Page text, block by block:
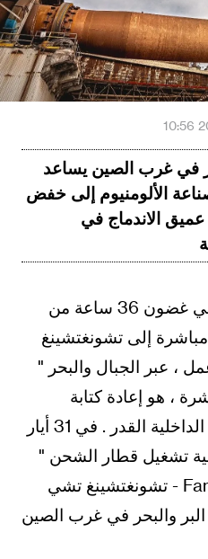
في غرب الصين يساعد
الألومنيوم إلى خفض
عميق الاندماج في
753.3 طن من الألومينا في غضون 36 ساعة من
إلى تشونغتشينغ
، عبر الجبال والبحر "
، هو إعادة كتابة
القواعد الصناعية القديمة الداخلية القدر . في 31 أيار
طبيعية تشغيل قطار الشحن "
قوانغشى Fangchenggang - تشونغتشينغ تشي
والبحر في غرب الصين